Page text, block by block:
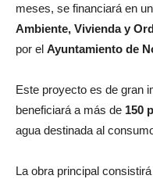
meses, se financiará en
Ambiente, Vivienda y
por el Ayuntamiento de
Este proyecto es de gran
beneficiará a más de 150
agua destinada al
La obra principal